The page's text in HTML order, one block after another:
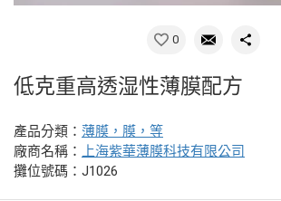
0
低克重高透湿性薄膜配方
產品分類： 薄膜，膜，等
廠商名稱：
上海紫華薄膜科技有限公司
攤位號碼：J1026